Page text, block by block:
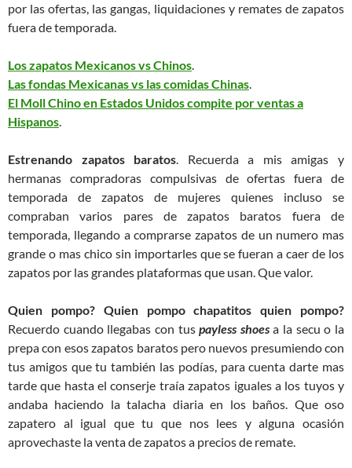
por las ofertas, las gangas, liquidaciones y remates de zapatos
fuera de temporada.
Los zapatos Mexicanos vs Chinos.
Las fondas Mexicanas vs las comidas Chinas.
El Moll Chino en Estados Unidos compite por ventas a
Hispanos.
Estrenando zapatos baratos. Recuerda a mis amigas y
hermanas compradoras compulsivas de ofertas fuera de
temporada de zapatos de mujeres quienes incluso se
compraban varios pares de zapatos baratos fuera de
temporada, llegando a comprarse zapatos de un numero mas
grande o mas chico sin importarles que se fueran a caer de los
zapatos por las grandes plataformas que usan. Que valor.
Quien pompo? Quien pompo chapatitos quien pompo?
Recuerdo cuando llegabas con tuspayless shoesa la secu o la
prepa con esos zapatos baratos pero nuevos presumiendo con
tus amigos que tu también las podías, para cuenta darte mas
tarde que hasta el conserje traía zapatos iguales a los tuyos y
andaba haciendo la talacha diaria en los baños. Que oso
zapatero al igual que tu que nos lees y alguna ocasión
aprovechaste la venta de zapatos a precios de remate.